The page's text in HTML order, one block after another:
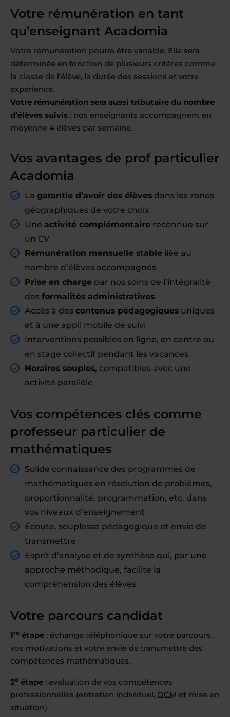
Votre rémunération en tant
qu’enseignant Acadomia
Votre rémunération pourra être variable. Elle sera
déterminée en fonction de plusieurs critères comme
la classe de l’élève, la durée des sessions et votre
expérience.
Votre rémunération sera aussi tributaire du nombre
d’élèves suivis : nos enseignants accompagnent en
moyenne 4 élèves par semaine.
Vos avantages de prof particulier
Acadomia
La garantie d’avoir des élèves dans les zones
géographiques de votre choix
Une activité complémentaire reconnue sur
un CV
Rémunération mensuelle stable liée au
nombre d’élèves accompagnés
Prise en charge par nos soins de l’intégralité
des formalités administratives
Accès à des contenus pédagogiques uniques
et à une appli mobile de suivi
Interventions possibles en ligne, en centre ou
en stage collectif pendant les vacances
Horaires souples, compatibles avec une
activité parallèle
Vos compétences clés comme
professeur particulier de
mathématiques
Solide connaissance des programmes de
mathématiques en résolution de problèmes,
proportionnalité, programmation, etc. dans
vos niveaux d’enseignement
Écoute, souplesse pédagogique et envie de
transmettre
Esprit d’analyse et de synthèse qui, par une
approche méthodique, facilite la
compréhension des élèves
Votre parcours candidat
1re étape : échange téléphonique sur votre parcours,
vos motivations et votre envie de transmettre des
compétences mathématiques.
2e étape : évaluation de vos compétences
professionnelles (entretien individuel, QCM et mise en
situation).